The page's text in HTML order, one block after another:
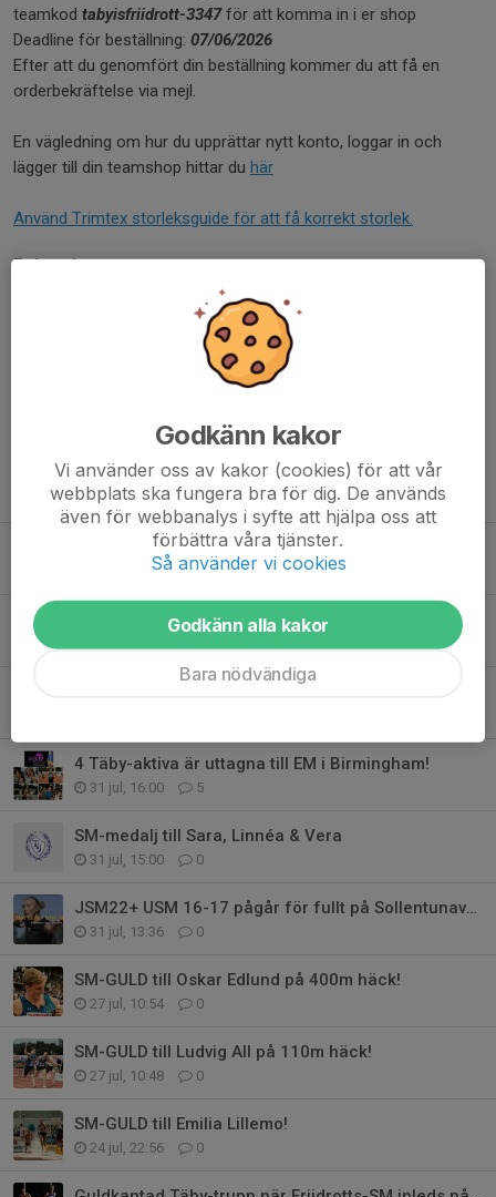
teamkod tabyisfriidrott-3347för att komma in i er shop
Deadline för beställning: 07/06/2026
Efter att du genomfört din beställning kommer du att få en
orderbekräftelse via mejl.
En vägledning om hur du upprättar nytt konto, loggar in och
lägger till din teamshop hittar du här
Använd Trimtex storleksguide för att få korrekt storlek.
Dela nyhet
Tidigare nyheter
Anmälan till joggingkul är nu öppen!
4 aug, 12:23 0
4:04.91 på 1500m av Vera Sjöberg!
4 Täby-aktiva är uttagna till EM i Birmingham!
31 jul, 16:00 5
SM-medalj till Sara, Linnéa & Vera
31 jul, 15:00 0
JSM22+ USM 16-17 pågår för fullt på Sollentunavallen
31 jul, 13:36 0
SM-GULD till Oskar Edlund på 400m häck!
27 jul, 10:54 0
SM-GULD till Ludvig All på 110m häck!
27 jul, 10:48 0
SM-GULD till Emilia Lillemo!
24 jul, 22:56 0
Godkänn kakor
Vi använder oss av kakor (cookies) för att vår
webbplats ska fungera bra för dig. De används
även för webbanalys i syfte att hjälpa oss att
förbättra våra tjänster.
Så använder vi cookies
Godkänn alla kakor
Bara nödvändiga